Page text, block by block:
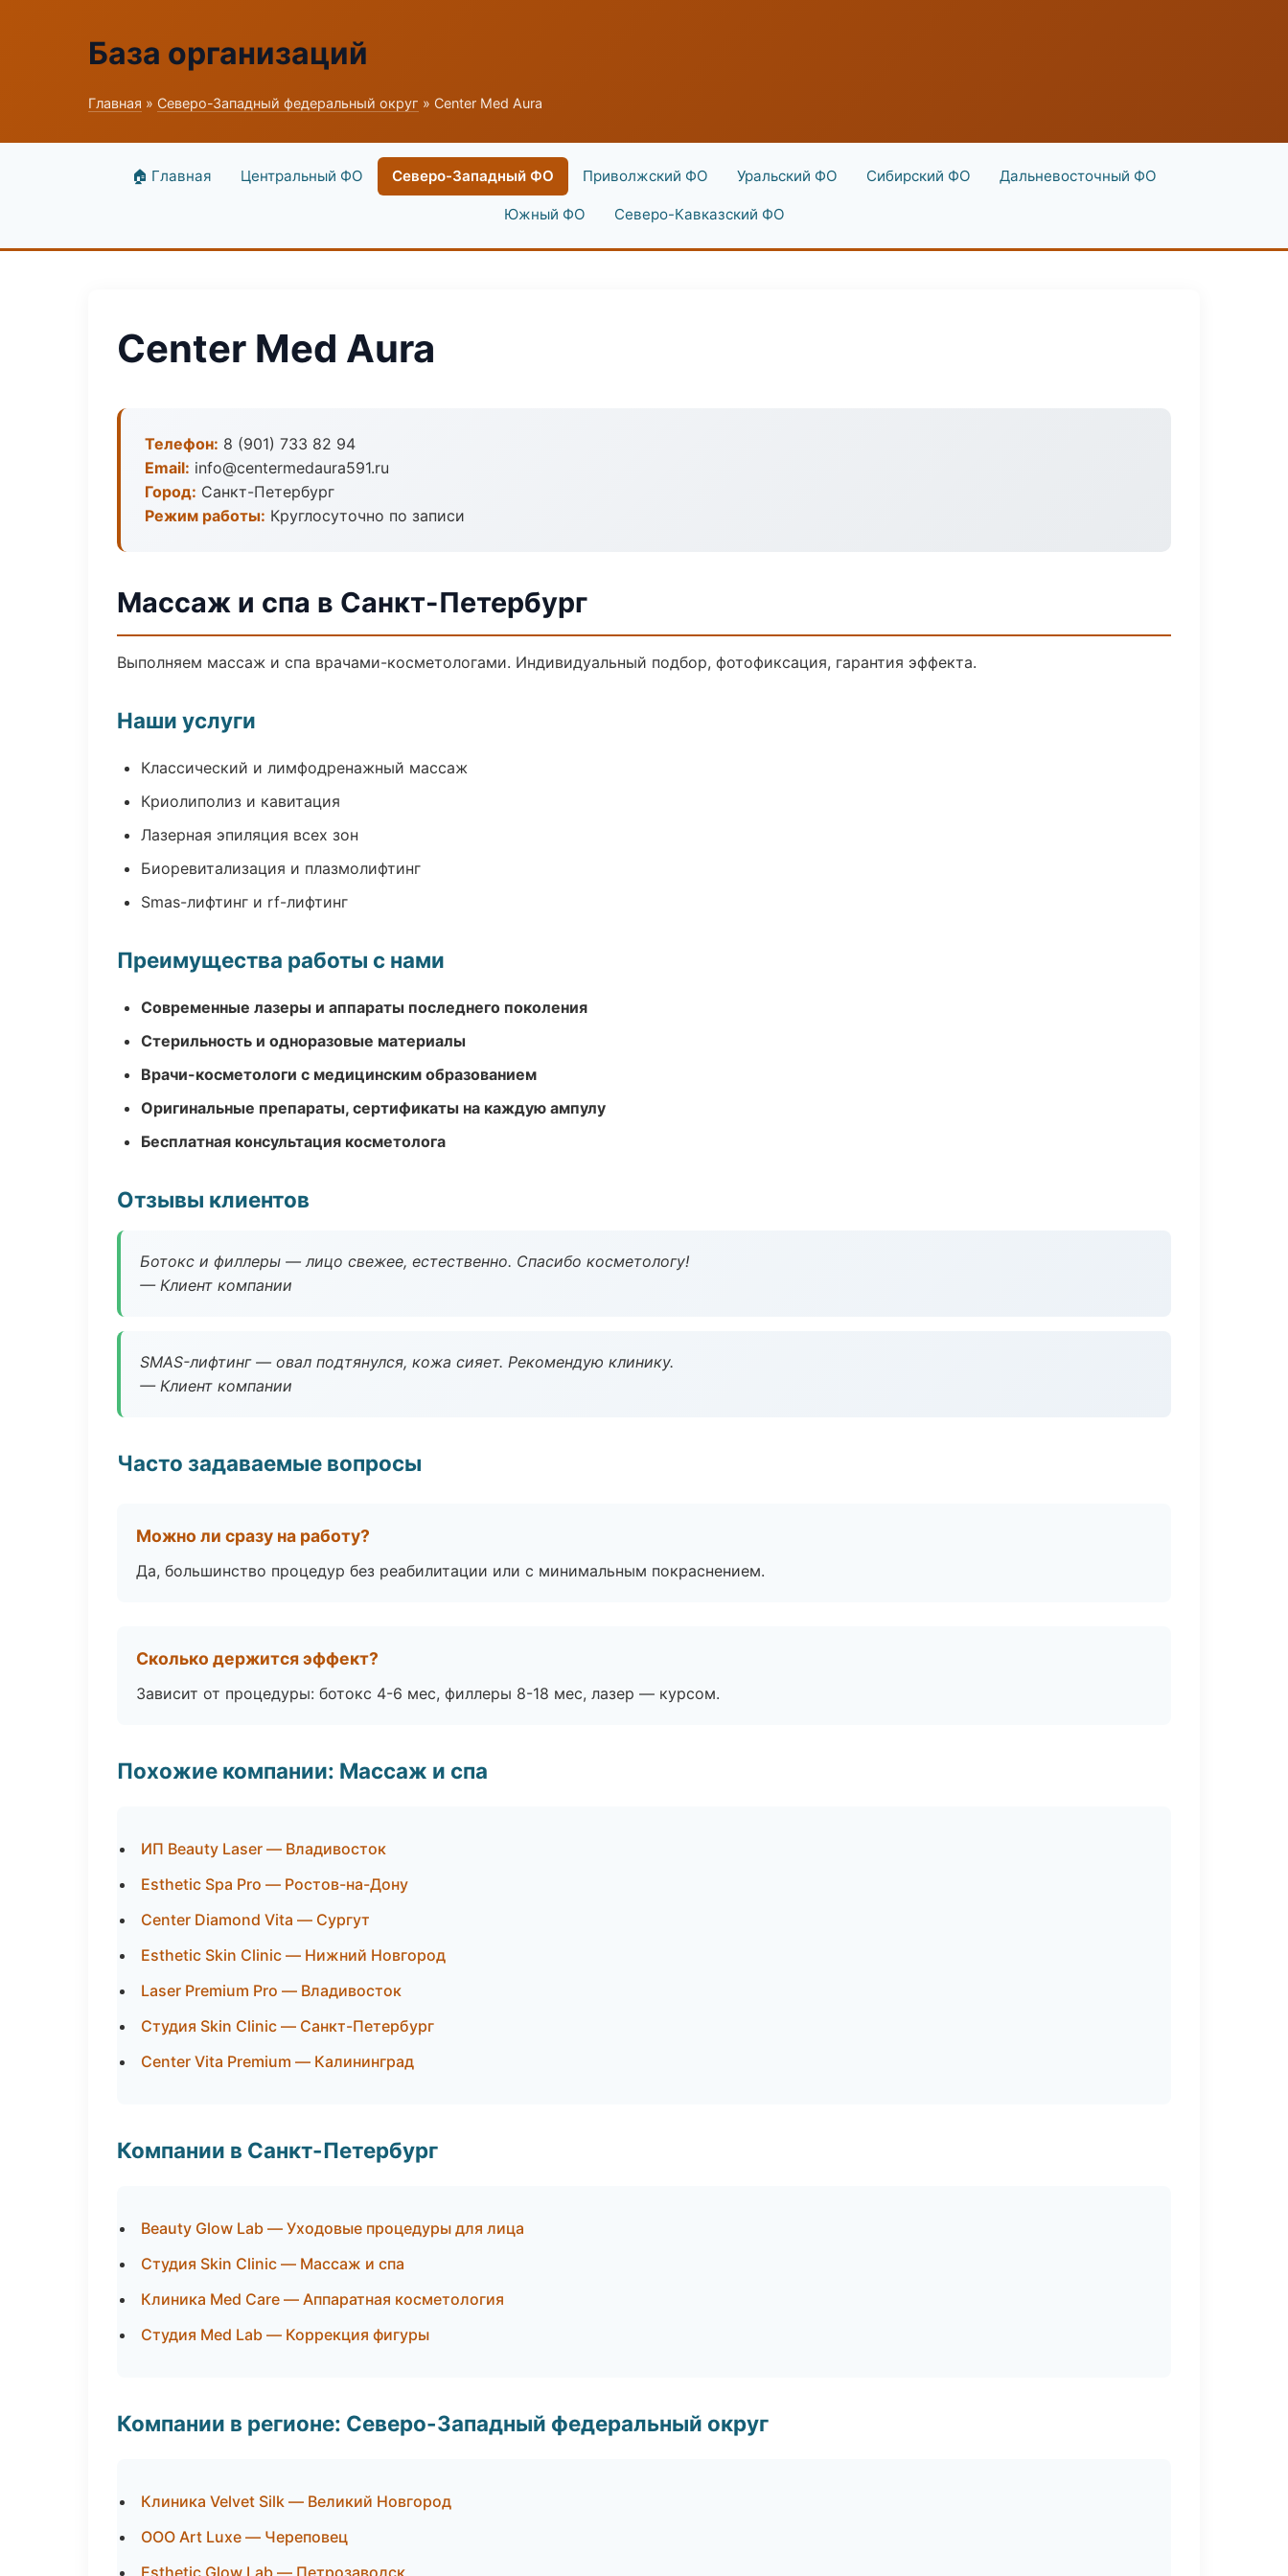
База организаций
Главная » Северо-Западный федеральный округ » Center Med Aura
🏠 Главная Центральный ФО Северо-Западный ФО Приволжский ФО Уральский ФО Сибирский ФО Дальневосточный ФО
Южный ФО Северо-Кавказский ФО
Center Med Aura
Телефон: 8 (901) 733 82 94
Email: info@centermedaura591.ru
Город: Санкт-Петербург
Режим работы: Круглосуточно по записи
Массаж и спа в Санкт-Петербург
Выполняем массаж и спа врачами-косметологами. Индивидуальный подбор, фотофиксация, гарантия эффекта.
Наши услуги
Классический и лимфодренажный массаж
Криолиполиз и кавитация
Лазерная эпиляция всех зон
Биоревитализация и плазмолифтинг
Smas-лифтинг и rf-лифтинг
Преимущества работы с нами
Современные лазеры и аппараты последнего поколения
Стерильность и одноразовые материалы
Врачи-косметологи с медицинским образованием
Оригинальные препараты, сертификаты на каждую ампулу
Бесплатная консультация косметолога
Отзывы клиентов
Ботокс и филлеры — лицо свежее, естественно. Спасибо косметологу!
— Клиент компании
SMAS-лифтинг — овал подтянулся, кожа сияет. Рекомендую клинику.
— Клиент компании
Часто задаваемые вопросы
Можно ли сразу на работу?
Да, большинство процедур без реабилитации или с минимальным покраснением.
Сколько держится эффект?
Зависит от процедуры: ботокс 4-6 мес, филлеры 8-18 мес, лазер — курсом.
Похожие компании: Массаж и спа
ИП Beauty Laser — Владивосток
Esthetic Spa Pro — Ростов-на-Дону
Center Diamond Vita — Сургут
Esthetic Skin Clinic — Нижний Новгород
Laser Premium Pro — Владивосток
Студия Skin Clinic — Санкт-Петербург
Center Vita Premium — Калининград
Компании в Санкт-Петербург
Beauty Glow Lab — Уходовые процедуры для лица
Студия Skin Clinic — Массаж и спа
Клиника Med Care — Аппаратная косметология
Студия Med Lab — Коррекция фигуры
Компании в регионе: Северо-Западный федеральный округ
Клиника Velvet Silk — Великий Новгород
ООО Art Luxe — Череповец
Esthetic Glow Lab — Петрозаводск